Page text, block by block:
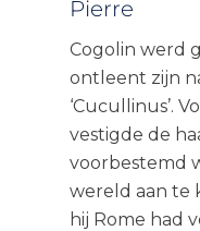
Pierre
Cogolin werd
ontleent zijn
‘Cucullinus’.
vestigde de
voorbestemd
wereld aan te
hij Rome had